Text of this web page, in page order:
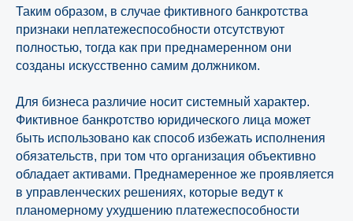
Таким образом, в случае фиктивного банкротства
признаки неплатежеспособности отсутствуют
полностью, тогда как при преднамеренном они
созданы искусственно самим должником.
Для бизнеса различие носит системный характер.
Фиктивное банкротство юридического лица может
быть использовано как способ избежать исполнения
обязательств, при том что организация объективно
обладает активами. Преднамеренное же проявляется
в управленческих решениях, которые ведут к
планомерному ухудшению платежеспособности